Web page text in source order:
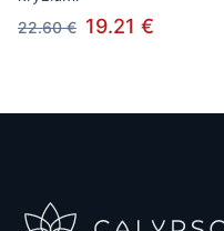
22.60 € 19.21 €